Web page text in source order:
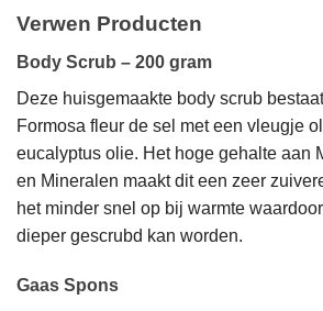
Verwen Producten
Body Scrub – 200 gram
Deze huisgemaakte body scrub
Formosa fleur de sel met een vleugje
eucalyptus olie. Het hoge gehalte aan
en Mineralen maakt dit een zeer
het minder snel op bij warmte
dieper gescrubd kan worden.
Gaas Spons